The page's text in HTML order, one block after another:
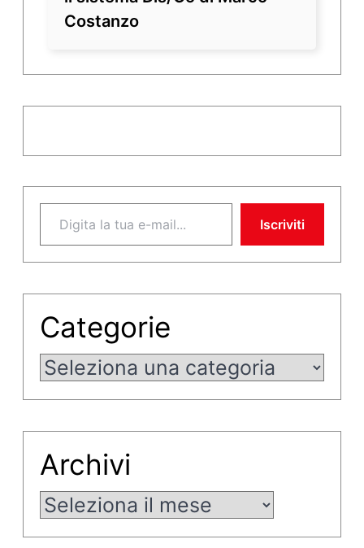
Costanzo
Digita la tua e-mail...
Iscriviti
Categorie
Categorie
Archivi
Archivi